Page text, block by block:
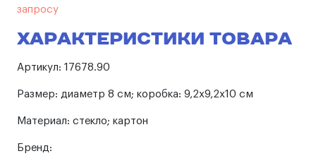
запросу
Характеристики товара
Артикул: 17678.90
Размер: диаметр 8 см; коробка: 9,2х9,2х10 см
Материал: стекло; картон
Бренд: